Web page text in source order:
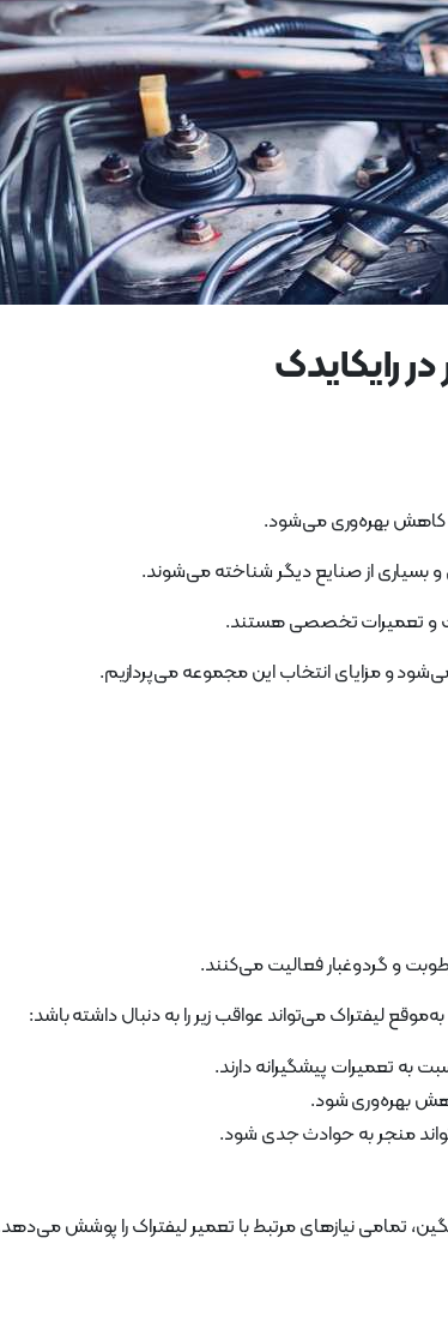
رایکایدک
و کاهش بهره‌وری می‌شود.
و بسیاری از صنایع دیگر شناخته می‌شوند.
و تعمیرات تخصصی هستند.
می‌شود و مزایای انتخاب این مجموعه می‌پردازیم.
و گردوغبار فعالیت می‌کنند.
لیفتراک می‌تواند عواقب زیر را به دنبال داشته باشد:
به تعمیرات پیشگیرانه دارند.
بهره‌وری شود.
منجر به حوادث جدی شود.
تمامی نیازهای مرتبط با تعمیر لیفتراک را پوشش